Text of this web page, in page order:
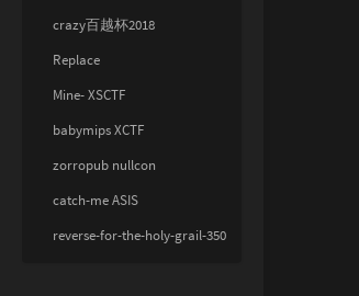
crazy百越杯2018
Replace
Mine- XSCTF
babymips XCTF
zorropub nullcon
catch-me ASIS
reverse-for-the-holy-grail-350